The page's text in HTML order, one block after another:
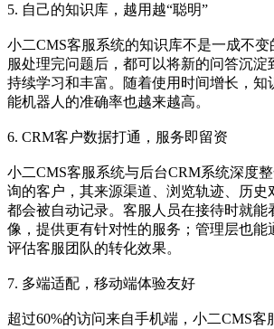
5. 自己的知识库，越用越“聪明”
小二CMS客服系统的知识库不是一成不
服处理完问题后，都可以将新的问答沉淀
持续学习和丰富。随着使用时间增长，知
能机器人的准确率也越来越高。
6. CRM客户数据打通，服务即留资
小二CMS客服系统与后台CRM系统深度
询的客户，其来源渠道、浏览轨迹、历史
都会被自动记录。客服人员在接待时就能
像，提供更有针对性的服务；管理层也能
评估客服团队的转化效果。
7. 多端适配，移动端体验友好
超过60%的访问来自手机端，小二CMS客